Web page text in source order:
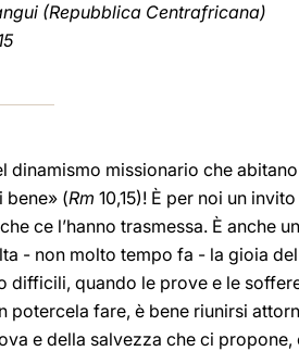
(Repubblica Centrafricana)
dinamismo missionario che abitano
bene» (Rm 10,15)! È per noi un
ce l’hanno trasmessa. È anche
- non molto tempo fa - la gioia
difficili, quando le prove e le
potercela fare, è bene riunirsi
e della salvezza che ci propone,